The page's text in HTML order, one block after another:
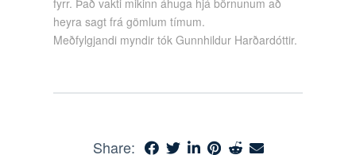
fyrr. Það vakti mikinn áhuga hjá börnunum að
heyra sagt frá gömlum tímum.
Meðfylgjandi myndir tók Gunnhildur Harðardóttir.
Share: